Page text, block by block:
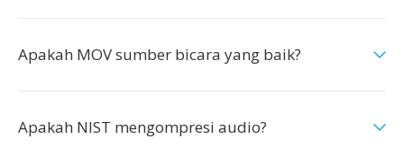
Apakah MOV sumber bicara yang baik?
Apakah NIST mengompresi audio?